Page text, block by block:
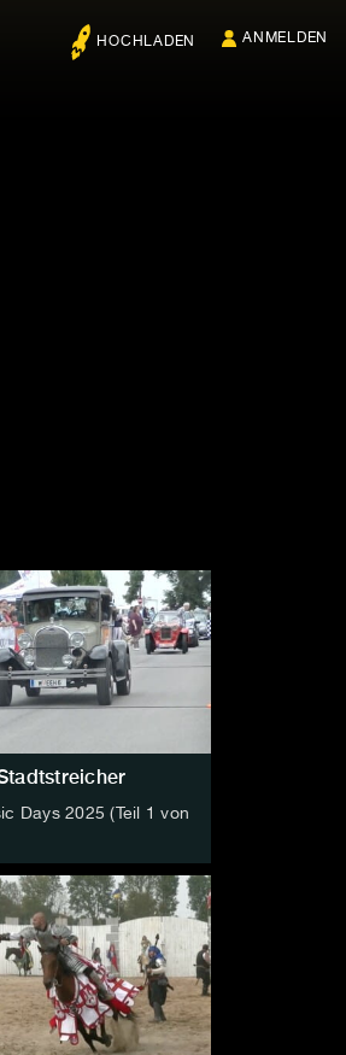
HOCHLADEN ANMELDEN
Days 2025 (Teil 1 von